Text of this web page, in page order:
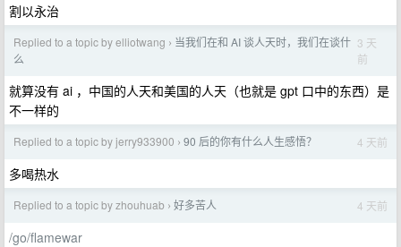
割以永治
Replied to a topic by elliotwang › 当我们在和 AI 谈人天时，我们在谈什
么
3 天
前
就算没有 ai ，中国的人天和美国的人天（也就是 gpt 口中的东西）是
不一样的
Replied to a topic by jerry933900 › 90 后的你有什么人生感悟？ 4 天前
多喝热水
Replied to a topic by zhouhuab › 好多苦人 4 天前
/go/flamewar